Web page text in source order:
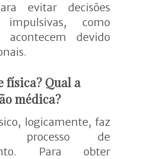
evitar decisões
impulsivas, como
acontecem devido
física? Qual a
médica?
logicamente, faz
processo de
Para obter